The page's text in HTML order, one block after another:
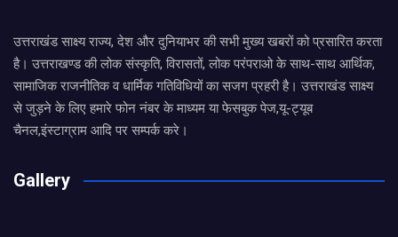
उत्तराखंड साक्ष्य राज्य, देश और दुनियाभर की सभी मुख्य खबरों को प्रसारित करता
है। उत्तराखण्ड की लोक संस्कृति, विरासतों, लोक परंपराओ के साथ-साथ आर्थिक,
सामाजिक राजनीतिक व धार्मिक गतिविधियों का सजग प्रहरी है। उत्तराखंड साक्ष्य
से जुड़ने के लिए हमारे फोन नंबर के माध्यम या फेसबुक पेज,यू-ट्यूब
चैनल,इंस्टाग्राम आदि पर सम्पर्क करे।
Gallery